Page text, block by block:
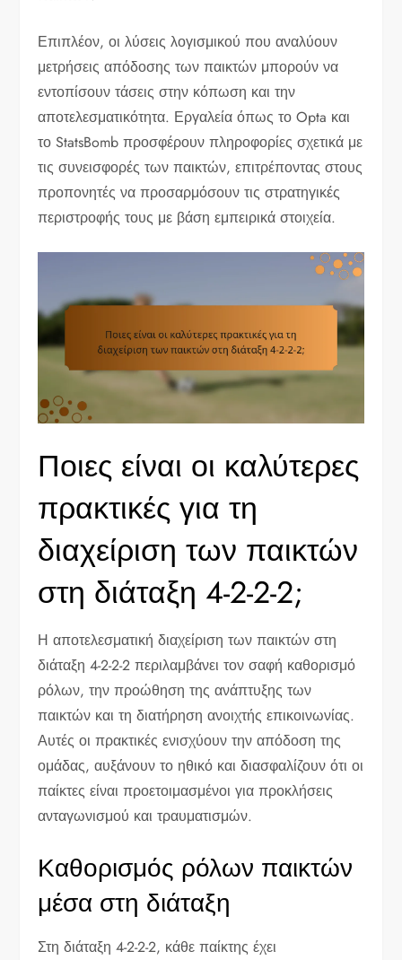
Επιπλέον, οι λύσεις λογισμικού που αναλύουν
μετρήσεις απόδοσης των παικτών μπορούν να
εντοπίσουν τάσεις στην κόπωση και την
αποτελεσματικότητα. Εργαλεία όπως το Opta και
το StatsBomb προσφέρουν πληροφορίες σχετικά με
τις συνεισφορές των παικτών, επιτρέποντας στους
προπονητές να προσαρμόσουν τις στρατηγικές
περιστροφής τους με βάση εμπειρικά στοιχεία.
Ποιες είναι οι καλύτερες
πρακτικές για τη
διαχείριση των παικτών
στη διάταξη 4-2-2-2;
Η αποτελεσματική διαχείριση των παικτών στη
διάταξη 4-2-2-2 περιλαμβάνει τον σαφή καθορισμό
ρόλων, την προώθηση της ανάπτυξης των
παικτών και τη διατήρηση ανοιχτής επικοινωνίας.
Αυτές οι πρακτικές ενισχύουν την απόδοση της
ομάδας, αυξάνουν το ηθικό και διασφαλίζουν ότι οι
παίκτες είναι προετοιμασμένοι για προκλήσεις
ανταγωνισμού και τραυματισμών.
Καθορισμός ρόλων παικτών
μέσα στη διάταξη
Στη διάταξη 4-2-2-2, κάθε παίκτης έχει